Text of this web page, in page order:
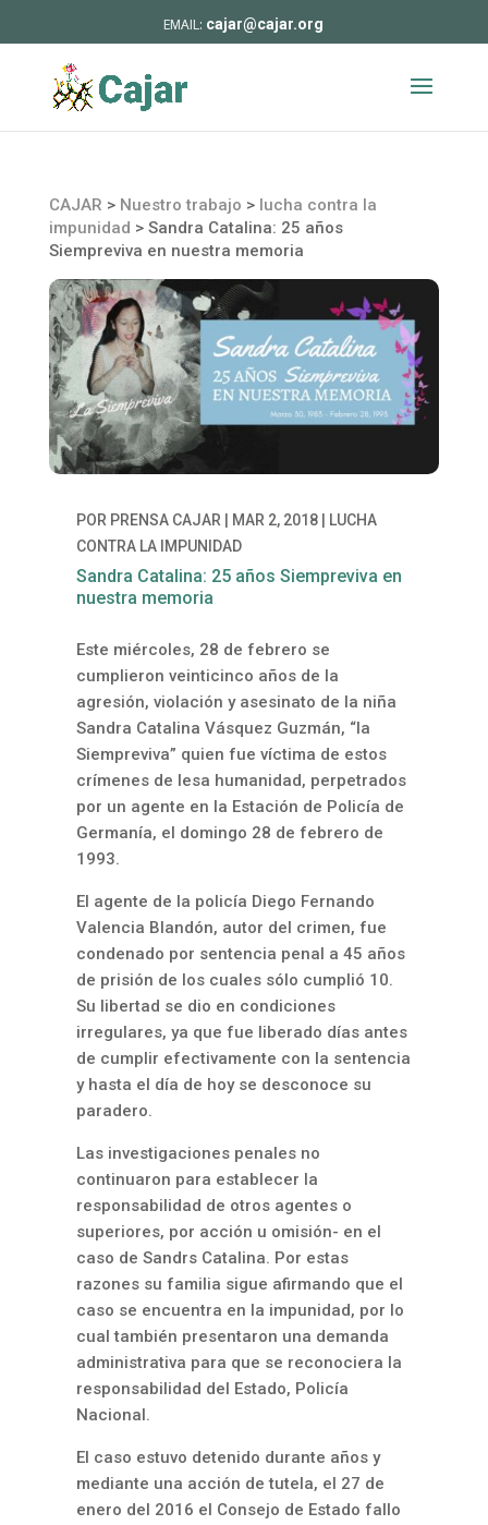
cajar@cajar.org
CAJAR > Nuestro trabajo > lucha contra la
impunidad > Sandra Catalina: 25 años
Siempreviva en nuestra memoria
POR PRENSA CAJAR MAR 2, 2018|
LUCHA
CONTRA LA IMPUNIDAD
Sandra Catalina: 25 años Siempreviva en
nuestra memoria
Este miércoles, 28 de febrero se
cumplieron veinticinco años de la
agresión, violación y asesinato de la niña
Sandra Catalina Vásquez Guzmán, “la
Siempreviva” quien fue víctima de estos
crímenes de lesa humanidad, perpetrados
por un agente en la Estación de Policía de
Germanía, el domingo 28 de febrero de
1993.
El agente de la policía Diego Fernando
Valencia Blandón, autor del crimen, fue
condenado por sentencia penal a 45 años
de prisión de los cuales sólo cumplió 10.
Su libertad se dio en condiciones
irregulares, ya que fue liberado días antes
de cumplir efectivamente con la sentencia
y hasta el día de hoy se desconoce su
paradero.
Las investigaciones penales no
continuaron para establecer la
responsabilidad de otros agentes o
superiores, por acción u omisión- en el
caso de Sandrs Catalina. Por estas
razones su familia sigue afirmando que el
caso se encuentra en la impunidad, por lo
cual también presentaron una demanda
administrativa para que se reconociera la
responsabilidad del Estado, Policía
Nacional.
El caso estuvo detenido durante años y
mediante una acción de tutela, el 27 de
enero del 2016 el Consejo de Estado fallo